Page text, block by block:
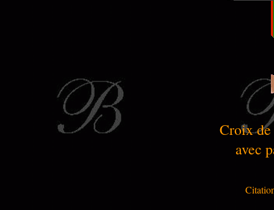
Croix
avec